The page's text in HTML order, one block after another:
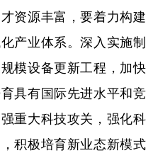
资源丰富，要着力构建
产业体系。深入实施制
模设备更新工程，加快
具有国际先进水平和竞
重大科技攻关，强化科
积极培育新业态新模式